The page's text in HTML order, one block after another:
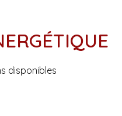
disponibles